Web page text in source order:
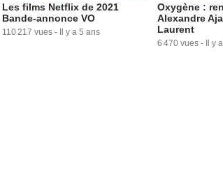
Les films Netflix de 2021
Bande-annonce VO
110 217 vues - Il y a 5 ans
Oxygène :
Alexandre
Laurent
6 470 vues - Il y